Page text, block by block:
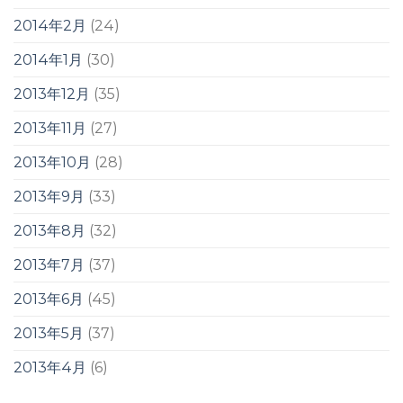
2014年2月 (24)
2014年1月 (30)
2013年12月 (35)
2013年11月 (27)
2013年10月 (28)
2013年9月 (33)
2013年8月 (32)
2013年7月 (37)
2013年6月 (45)
2013年5月 (37)
2013年4月 (6)